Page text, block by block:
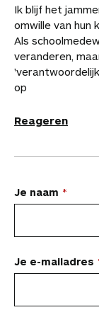
Ik blijf het
omwille van hun
Als
veranderen,
op
Reageren
L
a
t
e
Je naam
Je e-mailadres